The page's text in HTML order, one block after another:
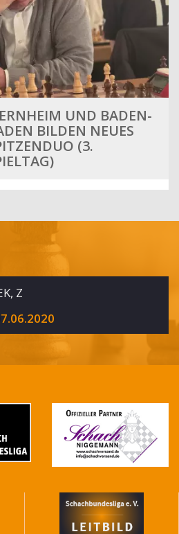
UND BADEN-
BILDEN NEUES
(3.
Z